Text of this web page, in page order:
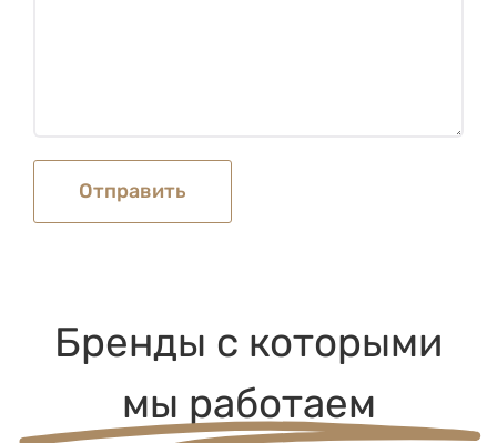
Бренды с которыми
мы работаем